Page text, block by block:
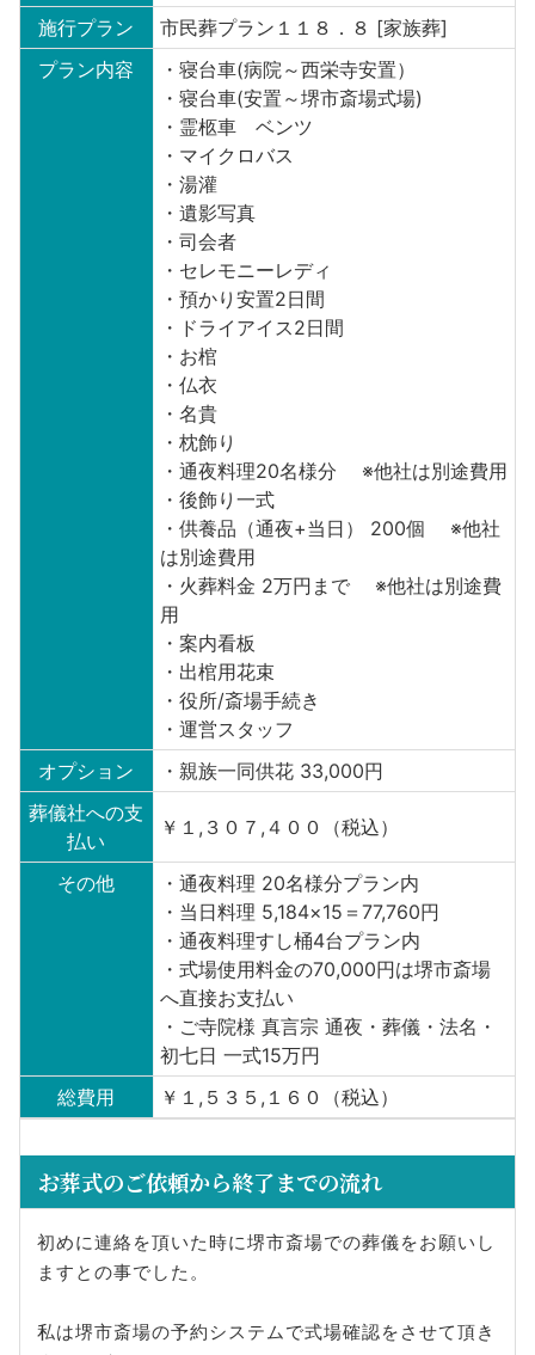
施行プラン
市民葬プラン１１８．８ [家族葬]
プラン内容
・寝台車(病院～西栄寺安置）
・寝台車(安置～堺市斎場式場)
・霊柩車 ベンツ
・マイクロバス
・湯灌
・遺影写真
・司会者
・セレモニーレディ
・預かり安置2日間
・ドライアイス2日間
・お棺
・仏衣
・名貴
・枕飾り
・通夜料理20名様分 ※他社は別途費用
・後飾り一式
・供養品（通夜+当日） 200個 ※他社
は別途費用
・火葬料金 2万円まで ※他社は別途費
用
・案内看板
・出棺用花束
・役所/斎場手続き
・運営スタッフ
オプション
・親族一同供花 33,000円
葬儀社への支
払い
￥１,３０７,４００（税込）
その他
・通夜料理 20名様分プラン内
・当日料理 5,184×15＝77,760円
・通夜料理すし桶4台プラン内
・式場使用料金の70,000円は堺市斎場
へ直接お支払い
・ご寺院様 真言宗 通夜・葬儀・法名・
初七日 一式15万円
総費用
￥１,５３５,１６０（税込）
お葬式のご依頼から終了までの流れ
初めに連絡を頂いた時に堺市斎場での葬儀をお願いし
ますとの事でした。
私は堺市斎場の予約システムで式場確認をさせて頂き